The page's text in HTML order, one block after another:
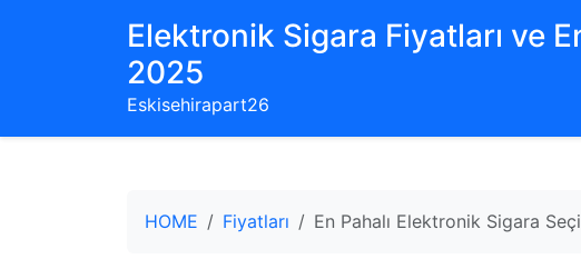
Elektronik Sigara Fiyatları ve
2025
Eskisehirapart26
HOME Fiyatları En Pahalı Elektronik Sigara